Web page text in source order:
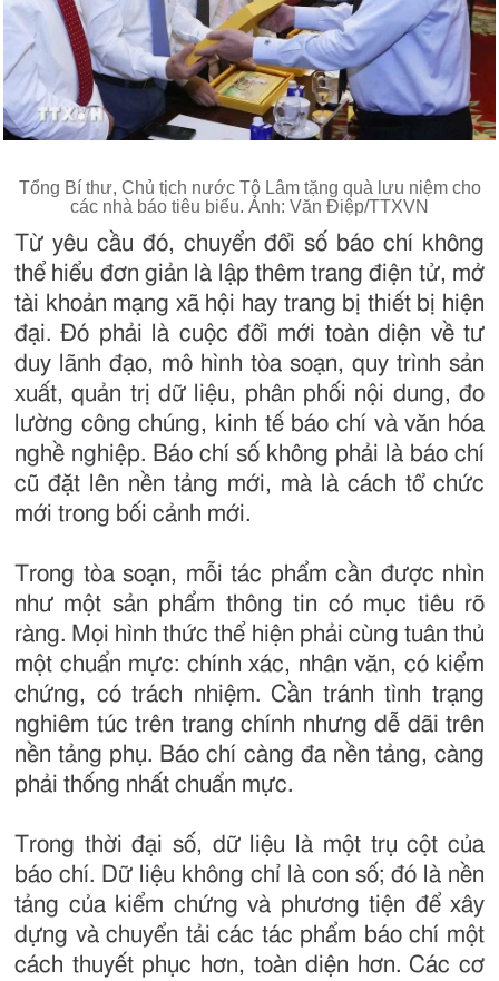
Tổng Bí thư, Chủ tịch nước Tô Lâm tặng quà lưu niệm cho
các nhà báo tiêu biểu. Ảnh: Văn Điệp/TTXVN
Từ yêu cầu đó, chuyển đổi số báo chí không
thể hiểu đơn giản là lập thêm trang điện tử, mở
tài khoản mạng xã hội hay trang bị thiết bị hiện
đại. Đó phải là cuộc đổi mới toàn diện về tư
duy lãnh đạo, mô hình tòa soạn, quy trình sản
xuất, quản trị dữ liệu, phân phối nội dung, đo
lường công chúng, kinh tế báo chí và văn hóa
nghề nghiệp. Báo chí số không phải là báo chí
cũ đặt lên nền tảng mới, mà là cách tổ chức
mới trong bối cảnh mới.
Trong tòa soạn, mỗi tác phẩm cần được nhìn
như một sản phẩm thông tin có mục tiêu rõ
ràng. Mọi hình thức thể hiện phải cùng tuân thủ
một chuẩn mực: chính xác, nhân văn, có kiểm
chứng, có trách nhiệm. Cần tránh tình trạng
nghiêm túc trên trang chính nhưng dễ dãi trên
nền tảng phụ. Báo chí càng đa nền tảng, càng
phải thống nhất chuẩn mực.
Trong thời đại số, dữ liệu là một trụ cột của
báo chí. Dữ liệu không chỉ là con số; đó là nền
tảng của kiểm chứng và phương tiện để xây
dựng và chuyển tải các tác phẩm báo chí một
cách thuyết phục hơn, toàn diện hơn. Các cơ